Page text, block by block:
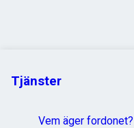
Tjänster
Vem äger fordonet?